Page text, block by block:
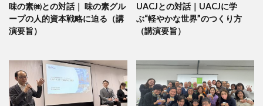
味の素㈱との対話｜ 味の素グル
ープの人的資本戦略に迫る（講
演要旨）
UACJとの対話｜UACJに学
ぶ“軽やかな世界”のつくり方
（講演要旨）